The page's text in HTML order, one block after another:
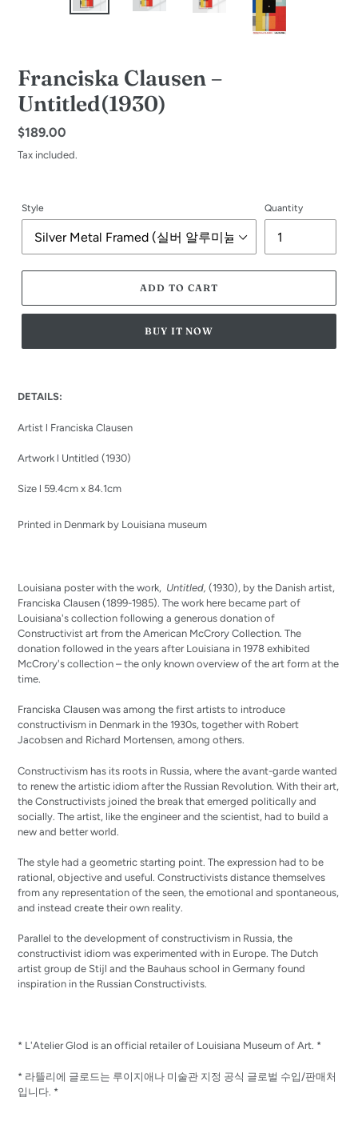
Franciska Clausen –
Untitled(1930)
Regular
price
$189.00
Tax included.
Style Quantity
ADD TO CART
BUY IT NOW
to
cart
DETAILS:
Artist l Franciska Clausen
Artwork l Untitled (1930)
Size l 59.4cm x 84.1cm
Printed in Denmark by Louisiana museum
Louisiana poster with the work, Untitled, (1930), by the Danish artist,
Franciska Clausen (1899-1985). The work here became part of
Louisiana's collection following a generous donation of
Constructivist art from the American McCrory Collection. The
donation followed in the years after Louisiana in 1978 exhibited
McCrory's collection – the only known overview of the art form at the
time.
Franciska Clausen was among the first artists to introduce
constructivism in Denmark in the 1930s, together with Robert
Jacobsen and Richard Mortensen, among others.
Constructivism has its roots in Russia, where the avant-garde wanted
to renew the artistic idiom after the Russian Revolution. With their art,
the Constructivists joined the break that emerged politically and
socially. The artist, like the engineer and the scientist, had to build a
new and better world.
The style had a geometric starting point. The expression had to be
rational, objective and useful. Constructivists distance themselves
from any representation of the seen, the emotional and spontaneous,
and instead create their own reality.
Parallel to the development of constructivism in Russia, the
constructivist idiom was experimented with in Europe. The Dutch
artist group de Stijl and the Bauhaus school in Germany found
inspiration in the Russian Constructivists.
* L'Atelier Glod is an official retailer of Louisiana Museum of Art. *
* 라뜰리에 글로드는 루이지애나 미술관 지정 공식 글로벌 수입/판매처
입니다. *